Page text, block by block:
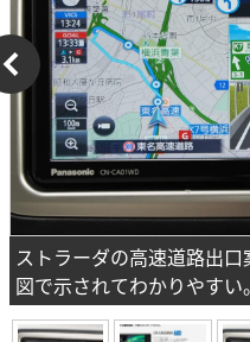
ストラーダの高速道路出
図で示されてわかりやすい。